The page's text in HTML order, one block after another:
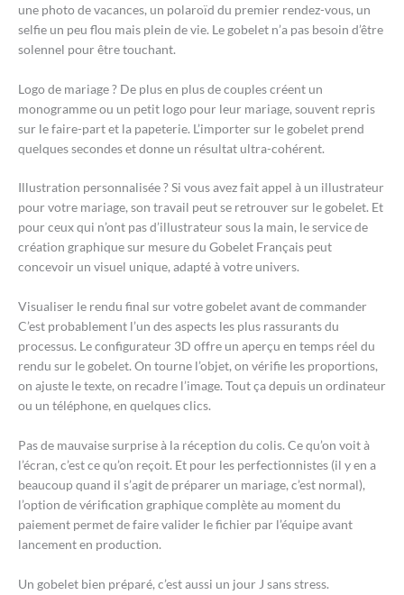
une photo de vacances, un polaroïd du premier rendez-vous, un
selfie un peu flou mais plein de vie. Le gobelet n’a pas besoin d’être
solennel pour être touchant.
Logo de mariage ? De plus en plus de couples créent un
monogramme ou un petit logo pour leur mariage, souvent repris
sur le faire-part et la papeterie. L’importer sur le gobelet prend
quelques secondes et donne un résultat ultra-cohérent.
Illustration personnalisée ? Si vous avez fait appel à un illustrateur
pour votre mariage, son travail peut se retrouver sur le gobelet. Et
pour ceux qui n’ont pas d’illustrateur sous la main, le service de
création graphique sur mesure du Gobelet Français peut
concevoir un visuel unique, adapté à votre univers.
Visualiser le rendu final sur votre gobelet avant de commander
C’est probablement l’un des aspects les plus rassurants du
processus. Le configurateur 3D offre un aperçu en temps réel du
rendu sur le gobelet. On tourne l’objet, on vérifie les proportions,
on ajuste le texte, on recadre l’image. Tout ça depuis un ordinateur
ou un téléphone, en quelques clics.
Pas de mauvaise surprise à la réception du colis. Ce qu’on voit à
l’écran, c’est ce qu’on reçoit. Et pour les perfectionnistes (il y en a
beaucoup quand il s’agit de préparer un mariage, c’est normal),
l’option de vérification graphique complète au moment du
paiement permet de faire valider le fichier par l’équipe avant
lancement en production.
Un gobelet bien préparé, c’est aussi un jour J sans stress.